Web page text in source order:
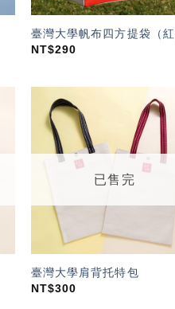
臺灣大學帆布四方提袋（紅
NT$290
單
已售完
臺灣大學肩背托特包
NT$300